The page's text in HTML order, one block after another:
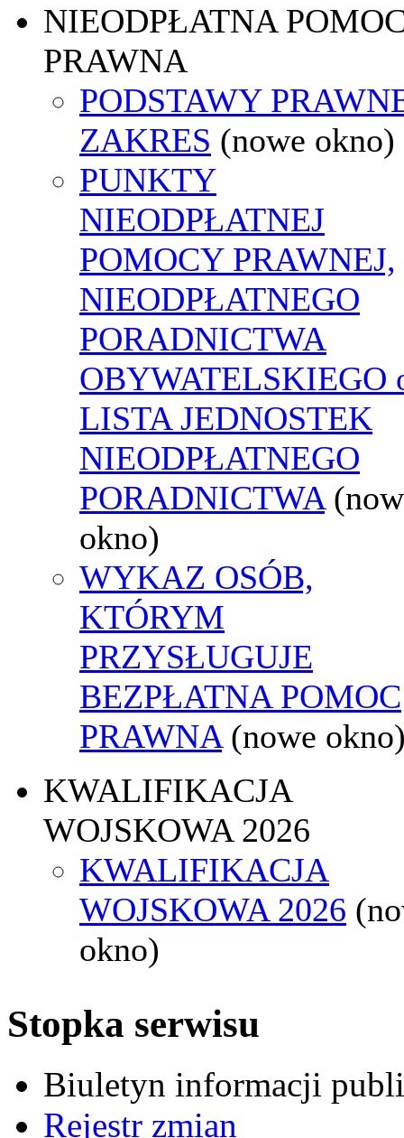
NIEODPŁATNA
PRAWNA
PODSTAWY
ZAKRES (nowe okno)
PUNKTY
NIEODPŁATNEJ
POMOCY PRAWNEJ,
NIEODPŁATNEGO
PORADNICTWA
OBYWATELSKIEGO
LISTA JEDNOSTEK
NIEODPŁATNEGO
PORADNICTWA
okno)
WYKAZ OSÓB,
KTÓRYM
PRZYSŁUGUJE
BEZPŁATNA POMOC
PRAWNA (nowe
KWALIFIKACJA
WOJSKOWA 2026
KWALIFIKACJA
WOJSKOWA 2026
okno)
Stopka serwisu
Biuletyn informacji
Rejestr zmian